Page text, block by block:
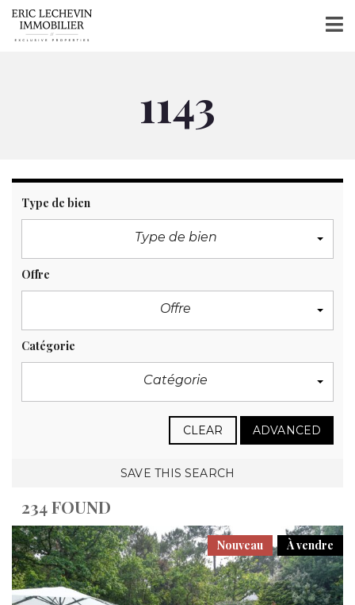
1143
Type de bien
Type de bien
Offre
Offre
Catégorie
Catégorie
CLEAR ADVANCED
SAVE THIS SEARCH
234 FOUND
À vendre
Nouveau